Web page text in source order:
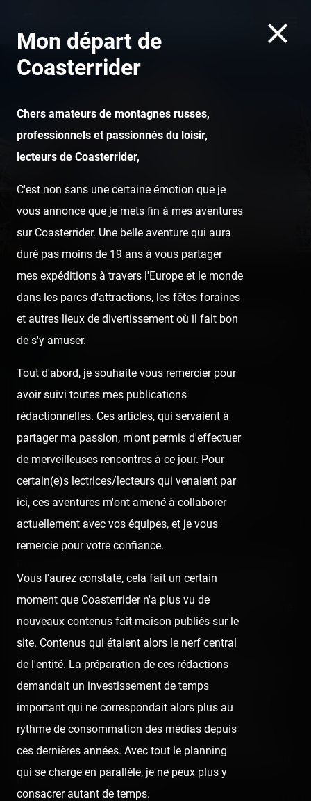
Fun Spot America
Kissimmee
Home Posts Fun Spot America Kissimmee
Fun Spot America Kissimmee
Published
Initialement prévu plus tard pour le séjour, c'est avec de
l'avance qu'on a attaqué Fun Spot America (à
Kissimmee), où se trouvent Galaxy Spin, Hurricane, ou
encore le boss Mine Blower de Gravity Group.
pour pouvoir tout faire dans une journée, j'ai finalement
opté pour une solution plus radicale qui me permettra de
décompresser (ou pas) des journées à très forte
affluence à venir de chez Disney ou Universal : l'achat
d'un pass annuel à 100 USD qui permet l'accès illimité
de toutes les attractions des Fun Spot américains. De
quoi pouvoir chain comme je le veux Mine Blower, ou
bien White Lightning…! En bref, ma folie du séjour me
permet de créer ce hashtag :#CombienDeToursDeWood
enVaisJeFaireEn3Semaines
Mon départ de
Coasterrider
Chers amateurs de montagnes russes,
professionnels et passionnés du loisir,
lecteurs de Coasterrider,
C'est non sans une certaine émotion que je
vous annonce que je mets fin à mes aventures
sur Coasterrider. Une belle aventure qui aura
duré pas moins de 19 ans à vous partager
mes expéditions à travers l'Europe et le monde
dans les parcs d'attractions, les fêtes foraines
et autres lieux de divertissement où il fait bon
de s'y amuser.
Tout d'abord, je souhaite vous remercier pour
avoir suivi toutes mes publications
rédactionnelles. Ces articles, qui servaient à
partager ma passion, m'ont permis d'effectuer
de merveilleuses rencontres à ce jour. Pour
certain(e)s lectrices/lecteurs qui venaient par
ici, ces aventures m'ont amené à collaborer
actuellement avec vos équipes, et je vous
remercie pour votre confiance.
Vous l'aurez constaté, cela fait un certain
moment que Coasterrider n'a plus vu de
nouveaux contenus fait-maison publiés sur le
site. Contenus qui étaient alors le nerf central
de l'entité. La préparation de ces rédactions
demandait un investissement de temps
important qui ne correspondait alors plus au
rythme de consommation des médias depuis
ces dernières années. Avec tout le planning
qui se charge en parallèle, je ne peux plus y
consacrer autant de temps.